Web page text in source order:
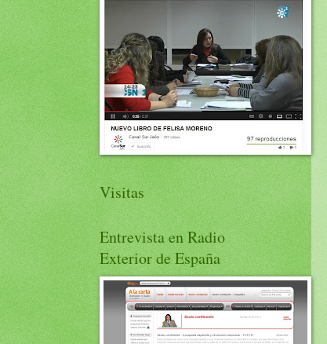
Visitas
Entrevista en Radio
Exterior de España